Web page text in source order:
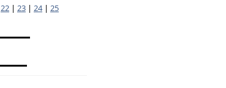
22 | 23 | 24| 25